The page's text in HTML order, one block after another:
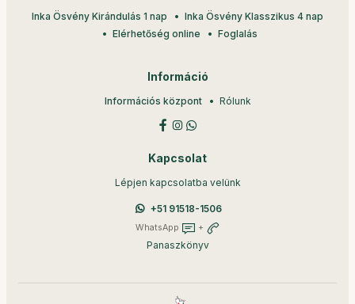
Inka Ösvény Kirándulás 1 nap
Inka Ösvény Klasszikus 4 nap
Elérhetőség online
Foglalás
Információ
Információs központ Rólunk
Kapcsolat
Lépjen kapcsolatba velünk
+51 91518-1506
WhatsApp +
Panaszkönyv